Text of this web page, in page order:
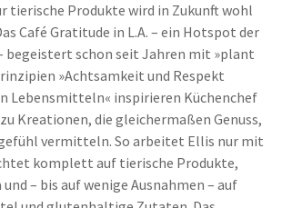
tierische Produkte wird in Zukunft wohl
Café Gratitude in L.A. – ein Hotspot der
begeistert schon seit Jahren mit »plant
»Achtsamkeit und Respekt
Lebensmitteln« inspirieren Küchenchef
Kreationen, die gleichermaßen Genuss,
vermitteln. So arbeitet Ellis nur mit
komplett auf tierische Produkte,
– bis auf wenige Ausnahmen – auf